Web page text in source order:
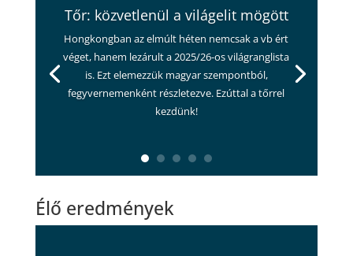
Tőr: közvetlenül a világelit mögött
Hongkongban az elmúlt héten nemcsak a vb ért
véget, hanem lezárult a 2025/26-os világranglista
is. Ezt elemezzük magyar szempontból,
fegyvernemenként részletezve. Ezúttal a tőrrel
kezdünk!
Élő eredmények